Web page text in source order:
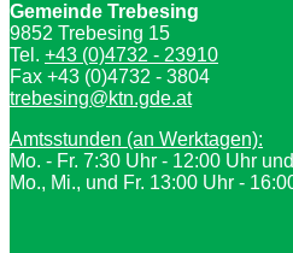
Gemeinde Trebesing
9852 Trebesing 15
Tel. +43 (0)4732 - 23910
Fax +43 (0)4732 - 3804
trebesing@ktn.gde.at
Amtsstunden (an Werktagen):
Mo. - Fr. 7:30 Uhr - 12:00 Uhr und
Mo., Mi., und Fr. 13:00 Uhr -